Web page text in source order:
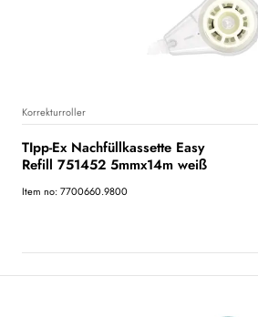
Korrekturroller
TIpp-Ex Nachfüllkassette Easy
Refill 751452 5mmx14m weiß
Item no: 7700660.9800